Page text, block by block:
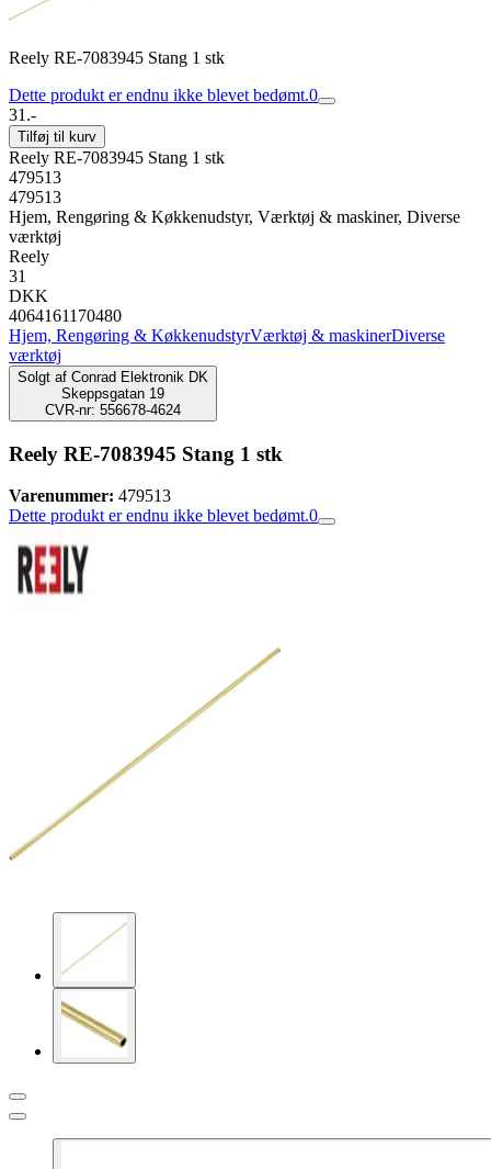
Reely RE-7083945 Stang 1 stk
Dette produkt er endnu ikke blevet bedømt.0
31.-
Tilføj til kurv
Reely RE-7083945 Stang 1 stk
479513
479513
Hjem, Rengøring & Køkkenudstyr, Værktøj & maskiner, Diverse
værktøj
Reely
31
DKK
4064161170480
Hjem, Rengøring & KøkkenudstyrVærktøj & maskinerDiverse
værktøj
Solgt af Conrad Elektronik DK
Skeppsgatan 19
CVR-nr: 556678-4624
Reely RE-7083945 Stang 1 stk
Varenummer: 479513
Dette produkt er endnu ikke blevet bedømt.0